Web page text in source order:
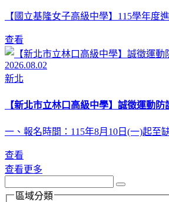
【國立基隆女子高級中學】115學年
查看
2026.08.02
新北
【新北市立林口高級中學】誠徵運動防
一、報名時間：115年8月10日(一)起
查看
查看更多
區域分類